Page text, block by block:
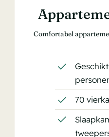
Comfortabel
70